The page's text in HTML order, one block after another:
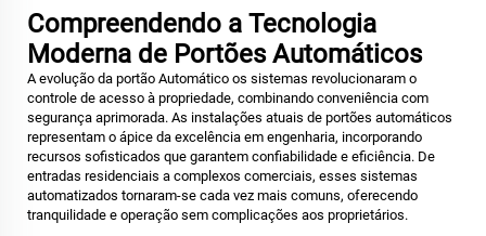
Compreendendo a Tecnologia
Moderna de Portões Automáticos
A evolução da portão Automático os sistemas revolucionaram o
controle de acesso à propriedade, combinando conveniência com
segurança aprimorada. As instalações atuais de portões automáticos
representam o ápice da excelência em engenharia, incorporando
recursos sofisticados que garantem confiabilidade e eficiência. De
entradas residenciais a complexos comerciais, esses sistemas
automatizados tornaram-se cada vez mais comuns, oferecendo
tranquilidade e operação sem complicações aos proprietários.